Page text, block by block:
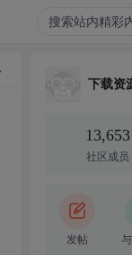
下载资
13,653
社区成员
发帖